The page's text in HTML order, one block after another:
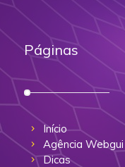
Páginas
Início
Agência Webgui
Dicas